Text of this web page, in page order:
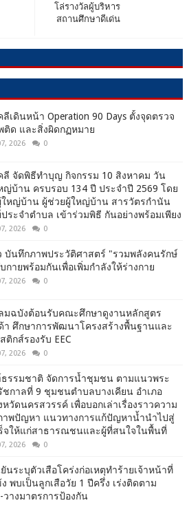
โล่รางวัลผู้บริหาร
สถานศึกษาดีเด่น
ลีเดินหน้า Operation 90 Days ตั้งจุดตรวจ
ติด และสิ่งผิดกฏหมาย
2026 0
ลี จัดพิธีทำบุญ กิจกรรม 10 สิงหาคม วัน
ญ่บ้าน ครบรอบ 134 ปี ประจำปี 2569 โดย
หญ่บ้าน ผู้ช่วยผู้ใหญ่บ้าน สารวัตรกำนัน
ระจำตำบล เข้าร่วมพิธี กันอย่างพร้อมเพียง
2026 0
บันทึกภาพประวัติศาสตร์ "รวมพลังคนรักษ์
กายพร้อมกันเพื่อเพิ่มกำลังให้ร่างกาย
2026 0
มฉบังต้อนรับคณะศึกษาดูงานหลักสูตร
า ศึกษาการพัฒนาโครงสร้างพื้นฐานและ
ติกส์รองรับ EEC
2026 0
รรมชาติ จัดการน้ำชุมชน ตามแนวพระ
ชกาลที่ 9 ชุมชนตำบลบางเคียน อำเภอ
วัดนครสวรรค์ เพื่อบอกเล่าเรื่องราวความ
าพปัญหา แนวทางการแก้ปัญหาน้ำนำไปสู่
จให้แก่สาธารณชนและผู้ที่สนใจในพื้นที่
2026 0
นระบุตัวเสือโคร่งก่อเหตุทำร้ายเจ้าหน้าที่
พบเป็นลูกเสือวัย 1 ปีครึ่ง เร่งติดตาม
วางมาตรการป้องกัน